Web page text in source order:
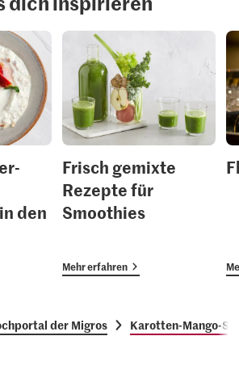
den
Frisch gemixte
Rezepte für
Smoothies
Mehr erfahren
der Migros Karotten-Mango-